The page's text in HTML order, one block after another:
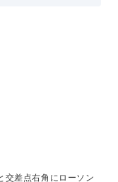
交差点右角にローソン